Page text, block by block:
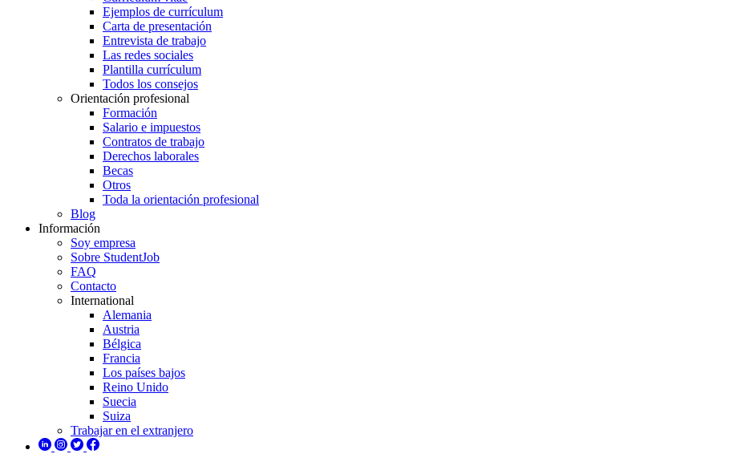
Ejemplos de currículum
Carta de presentación
Entrevista de trabajo
Las redes sociales
Plantilla currículum
Todos los consejos
Orientación profesional
Formación
Salario e impuestos
Contratos de trabajo
Derechos laborales
Becas
Otros
Toda la orientación profesional
Blog
Información
Soy empresa
Sobre StudentJob
FAQ
Contacto
International
Alemania
Austria
Bélgica
Francia
Los países bajos
Reino Unido
Suecia
Suiza
Trabajar en el extranjero